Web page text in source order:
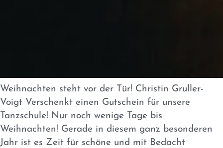
Weihnachten steht vor der Tür! Christin Gruller-
Voigt Verschenkt einen Gutschein für unsere
Tanzschule! Nur noch wenige Tage bis
Weihnachten! Gerade in diesem ganz besonderen
Jahr ist es Zeit für schöne und mit Bedacht